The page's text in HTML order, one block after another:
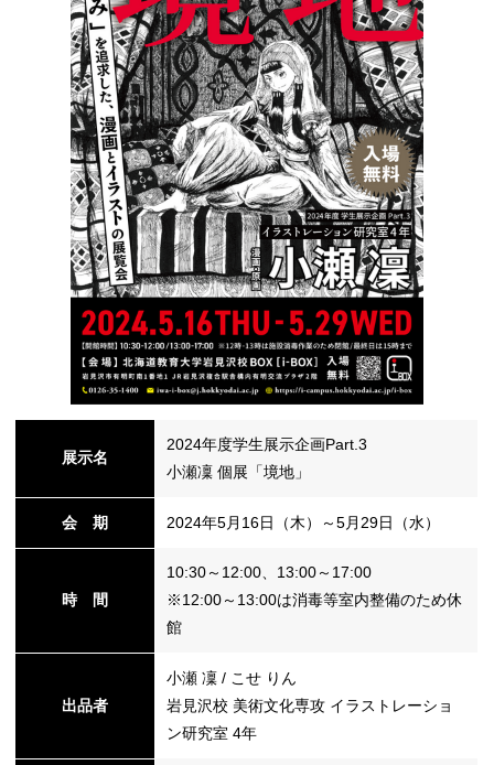
替
展示名
2024年度学生展示企画Part.3
小瀬凜 個展「境地」
会 期 2024年5月16日（木）～5月29日（水）
時 間
10:30～12:00、13:00～17:00
※12:00～13:00は消毒等室内整備のため休
館
出品者
小瀬 凜 / こせ りん
岩見沢校 美術文化専攻 イラストレーショ
ン研究室 4年